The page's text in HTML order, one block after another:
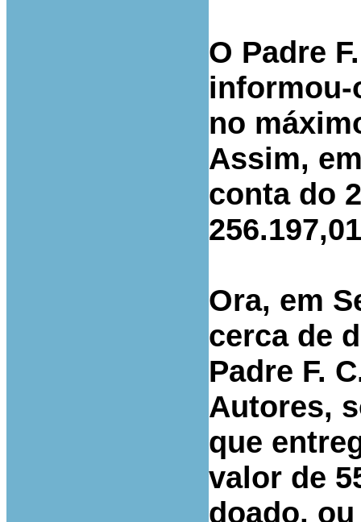
O Padre
informou-
no
Assim,
conta do
Ora, em
cerca de
Padre F.
Autores,
que
valor de
doado,